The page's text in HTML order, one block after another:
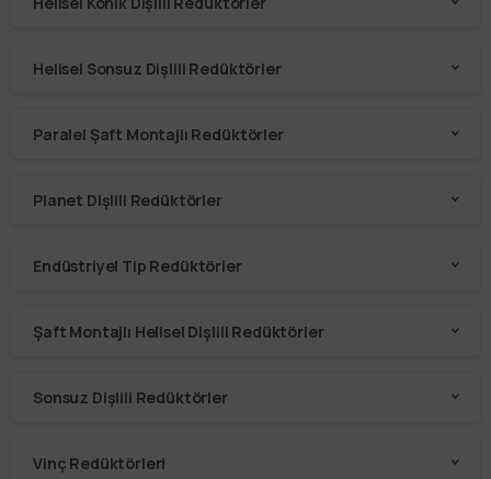
Helisel Sonsuz Dişlili Redüktörler
Paralel Şaft Montajlı Redüktörler
Planet Dişlili Redüktörler
Endüstriyel Tip Redüktörler
Şaft Montajlı Helisel Dişlili Redüktörler
Sonsuz Dişlili Redüktörler
Vinç Redüktörleri